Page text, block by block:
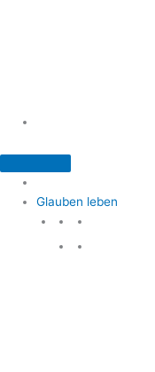
Glauben leben